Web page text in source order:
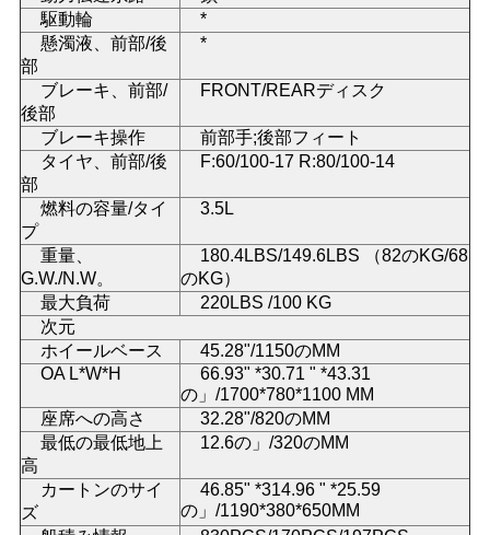
地
プ
イ
バ
シ
ポ
リ
シ
駆動輪
*
懸濁液、前部/後
部
*
ブレーキ、前部/
後部
FRONT/REARディスク
ブレーキ操作
前部手;後部フィート
タイヤ、前部/後
部
F:60/100-17 R:80/100-14
燃料の容量/タイ
プ
3.5L
重量、
G.W./N.W。
180.4LBS/149.6LBS （82のKG/68
のKG）
最大負荷
220LBS /100 KG
次元
ホイールベース
45.28"/1150のMM
OA L*W*H
66.93" *30.71 " *43.31
の」/1700*780*1100 MM
座席への高さ
32.28"/820のMM
最低の最低地上
高
12.6の」/320のMM
カートンのサイ
ズ
46.85" *314.96 " *25.59
の」/1190*380*650MM